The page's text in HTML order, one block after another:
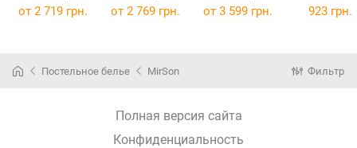
6035 Jasmine
6035 Jasmine
6035 Jasmine
1 Rosalvo
от 2 719 грн. от 2 769 грн. от 3 599 грн. 923 грн.
Постельное белье MirSon Фильтр
Полная версия сайта
Конфиденциальность